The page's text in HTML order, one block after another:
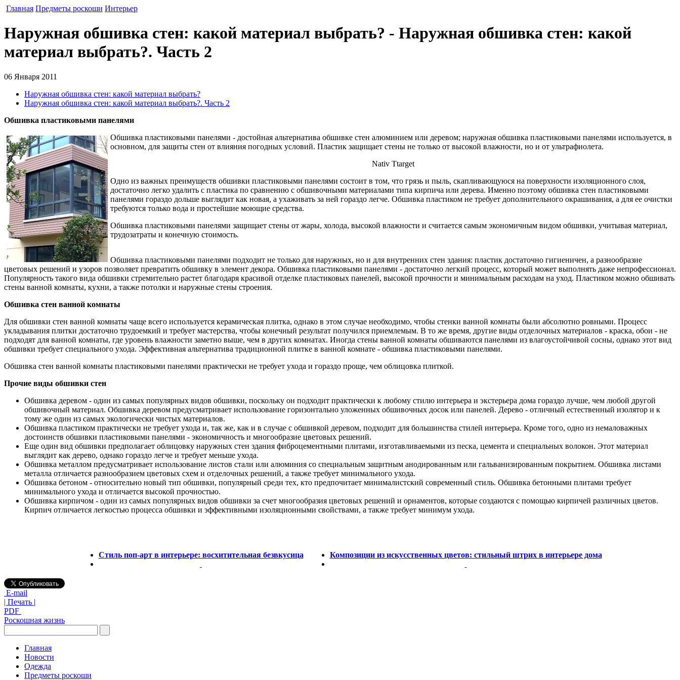
Главная Предметы роскоши Интерьер
Наружная обшивка стен: какой материал выбрать? - Наружная обшивка стен: какой
материал выбрать?. Часть 2
06 Января 2011
Наружная обшивка стен: какой материал выбрать?
Наружная обшивка стен: какой материал выбрать?. Часть 2
Обшивка пластиковыми панелями
Обшивка пластиковыми панелями - достойная альтернатива обшивке стен алюминием или деревом; наружная обшивка пластиковыми панелями используется, в
основном, для защиты стен от влияния погодных условий. Пластик защищает стены не только от высокой влажности, но и от ультрафиолета.
Nativ Ttarget
Одно из важных преимуществ обшивки пластиковыми панелями состоит в том, что грязь и пыль, скапливающуюся на поверхности изоляционного слоя,
достаточно легко удалить с пластика по сравнению с обшивочными материалами типа кирпича или дерева. Именно поэтому обшивка стен пластиковыми
панелями гораздо дольше выглядит как новая, а ухаживать за ней гораздо легче. Обшивка пластиком не требует дополнительного окрашивания, а для ее очистки
требуются только вода и простейшие моющие средства.
Обшивка пластиковыми панелями защищает стены от жары, холода, высокой влажности и считается самым экономичным видом обшивки, учитывая материал,
трудозатраты и конечную стоимость.
Обшивка пластиковыми панелями подходит не только для наружных, но и для внутренних стен здания: пластик достаточно гигиеничен, а разнообразие
цветовых решений и узоров позволяет превратить обшивку в элемент декора. Обшивка пластиковыми панелями - достаточно легкий процесс, который может выполнять даже непрофессионал.
Популярность такого вида обшивки стремительно растет благодаря красивой отделке пластиковых панелей, высокой прочности и минимальным расходам на уход. Пластиком можно обшивать
стены ванной комнаты, кухни, а также потолки и наружные стены строения.
Обшивка стен ванной комнаты
Для обшивки стен ванной комнаты чаще всего используется керамическая плитка, однако в этом случае необходимо, чтобы стенки ванной комнаты были абсолютно ровными. Процесс
укладывания плитки достаточно трудоемкий и требует мастерства, чтобы конечный результат получился приемлемым. В то же время, другие виды отделочных материалов - краска, обои - не
подходят для ванной комнаты, где уровень влажности заметно выше, чем в других комнатах. Иногда стены ванной комнаты обшиваются панелями из влагоустойчивой сосны, однако этот вид
обшивки требует специального ухода. Эффективная альтернатива традиционной плитке в ванной комнате - обшивка пластиковыми панелями.
Обшивка стен ванной комнаты пластиковыми панелями практически не требует ухода и гораздо проще, чем облицовка плиткой.
Прочие виды обшивки стен
Обшивка деревом - один из самых популярных видов обшивки, поскольку он подходит практически к любому стилю интерьера и экстерьера дома гораздо лучше, чем любой другой
обшивочный материал. Обшивка деревом предусматривает использование горизонтально уложенных обшивочных досок или панелей. Дерево - отличный естественный изолятор и к
тому же один из самых экологически чистых материалов.
Обшивка пластиком практически не требует ухода и, так же, как и в случае с обшивкой деревом, подходит для большинства стилей интерьера. Кроме того, одно из немаловажных
достоинств обшивки пластиковыми панелями - экономичность и многообразие цветовых решений.
Еще один вид обшивки предполагает облицовку наружных стен здания фиброцементными плитами, изготавливаемыми из песка, цемента и специальных волокон. Этот материал
выглядит как дерево, однако гораздо легче и требует меньше ухода.
Обшивка металлом предусматривает использование листов стали или алюминия со специальным защитным анодированным или гальванизированным покрытием. Обшивка листами
металла отличается разнообразием цветовых схем и отделочных решений, а также требует минимального ухода.
Обшивка бетоном - относительно новый тип обшивки, популярный среди тех, кто предпочитает минималистский современный стиль. Обшивка бетонными плитами требует
минимального ухода и отличается высокой прочностью.
Обшивка кирпичом - один из самых популярных видов обшивки за счет многообразия цветовых решений и орнаментов, которые создаются с помощью кирпичей различных цветов.
Кирпич отличается легкостью процесса обшивки и эффективными изоляционными свойствами, а также требует минимум ухода.
Стиль поп-арт в интерьере: восхитительная безвкусица Композиции из искусственных цветов: стильный штрих в интерьере дома
E-mail
| Печать |
PDF
Роскошная жизнь
Главная
Новости
Одежда
Предметы роскоши